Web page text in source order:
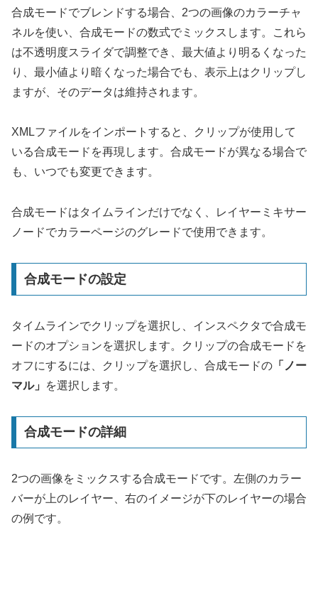
合成モードでブレンドする場合、2つの画像のカラーチャ
ネルを使い、合成モードの数式でミックスします。これら
は不透明度スライダで調整でき、最大値より明るくなった
り、最小値より暗くなった場合でも、表示上はクリップし
ますが、そのデータは維持されます。
XMLファイルをインポートすると、クリップが使用して
いる合成モードを再現します。合成モードが異なる場合で
も、いつでも変更できます。
合成モードはタイムラインだけでなく、レイヤーミキサー
ノードでカラーページのグレードで使用できます。
合成モードの設定
タイムラインでクリップを選択し、インスペクタで合成モ
ードのオプションを選択します。クリップの合成モードを
オフにするには、クリップを選択し、合成モードの 「ノー
マル」
を選択します。
合成モードの詳細
2つの画像をミックスする合成モードです。左側のカラー
バーが上のレイヤー、右のイメージが下のレイヤーの場合
の例です。